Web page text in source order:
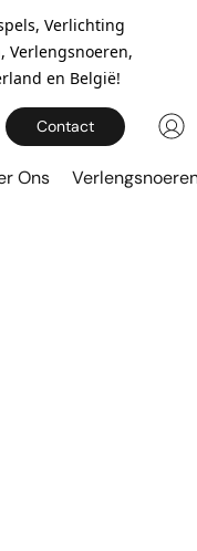
Verlichting
Verlengsnoeren,
en België!
Contact
Ons